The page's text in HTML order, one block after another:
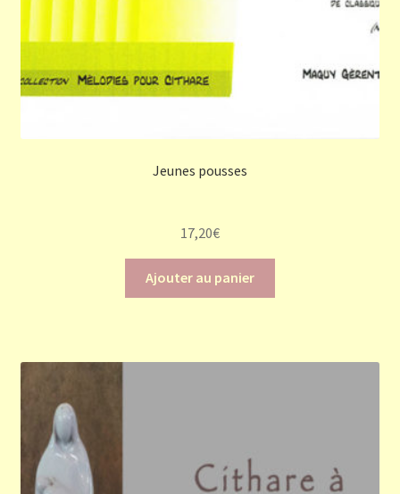
Jeunes pousses
17,20€
Ajouter au panier